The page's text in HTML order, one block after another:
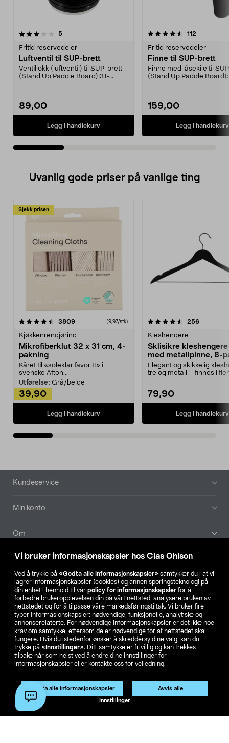
Vi bruker informasjonskapsler hos Clas Ohlson
Ved å trykke på «Godta alle informasjonskapsler» samtykker du i at vi
lagrer informasjonskapsler (cookies) og annen sporingsteknologi på
din enhet i henhold til vår policy for informasjonskapsler for å
forbedre brukeropplevelsen din på vårt nettsted, analysere bruken av
nettstedet og for å tilpasse våre markedsføringstiltak. Vi bruker fire
typer informasjonskapsler: nødvendige, funksjonelle, analytiske og
annonserelaterte. For nødvendige informasjonskapsler er det ikke noe
krav om samtykke, ettersom de er nødvendige for at nettstedet skal
fungere. Hvis du istedenfor ønsker å skreddersy dine valg, kan du
trykke på «Innstillinger». Ditt samtykke er frivillig og kan trekkes
tilbake når som helst ved å endre dine innstillinger for
informasjonskapsler eller kontakte oss for veiledning.
Godta alle informasjonskapsler Avvis alle
Innstillinger
5anmeldelser
Fritid reservedeler
Luftventil til SUP-brett
Ventillokk (luftventil) til SUP-brett
(Stand Up Paddle Board):31-
89,00
Legg i handlekurv
4.5av 5 stjerner 112
Fritid reservedeler
Finne til SUP-brett
Finne med låsekile til
(Stand Up Paddle Board):
159,00
Legg i handlekurv
4.5av 5 stjerner
Uvanlig gode priser på vanlige ting
Sjekk prisen
3809anmeldelser(9,97/stk)
Kjøkkenrengjøring
Mikrofiberklut 32 x 31 cm, 4-
pakning
Kåret til «soleklar favoritt» i
svenske Afton...
Utførelse: Grå/beige
39,90
Legg i handlekurv
4.5av 5 stjerner 256
Kleshengere
Sklisikre
med metallpinne, 8-
Elegant og skikkelig
tre og metall – finnes i
79,90
Legg i handlekurv
4.5av 5 stjerner
Bunntekst
Kundeservice
Min konto
Om
Aktuelt
Våre selskaper
Finn din butikk
SE NO FI
Privacy statement Medlemsvilkår